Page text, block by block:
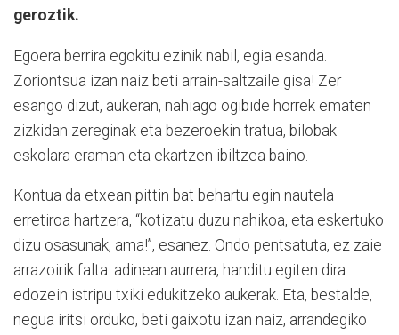
geroztik.
Egoera berrira egokitu ezinik nabil, egia esanda.
Zoriontsua izan naiz beti arrain-saltzaile gisa! Zer
esango dizut, aukeran, nahiago ogibide horrek ematen
zizkidan zereginak eta bezeroekin tratua, bilobak
eskolara eraman eta ekartzen ibiltzea baino.
Kontua da etxean pittin bat behartu egin nautela
erretiroa hartzera, “kotizatu duzu nahikoa, eta eskertuko
dizu osasunak, ama!”, esanez. Ondo pentsatuta, ez zaie
arrazoirik falta: adinean aurrera, handitu egiten dira
edozein istripu txiki edukitzeko aukerak. Eta, bestalde,
negua iritsi orduko, beti gaixotu izan naiz, arrandegiko